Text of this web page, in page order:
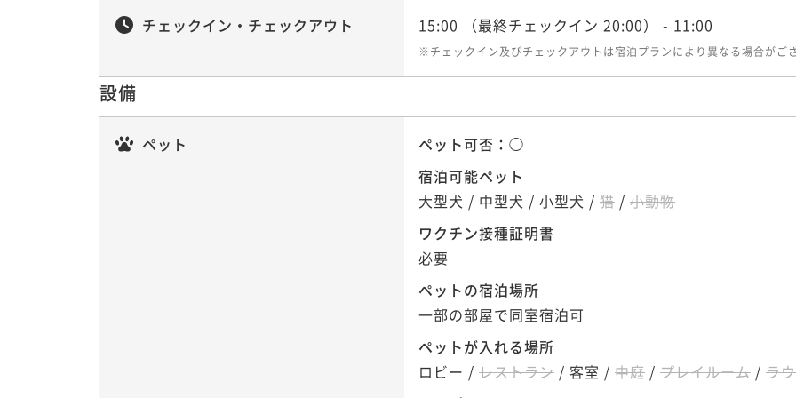
チェックイン・チェックアウト 15:00 （最終チェックイン 20:00） - 11:00
※チェックイン及びチェックアウトは宿泊プランにより異なる場合がござ
設備
ペット ペット可否： ◯
宿泊可能ペット
大型犬 / 中型犬 / 小型犬 / 猫 / 小動物
ワクチン接種証明書
必要
ペットの宿泊場所
一部の部屋で同室宿泊可
ペットが入れる場所
ロビー / レストラン / 客室 / 中庭 / プレイルーム / ラ